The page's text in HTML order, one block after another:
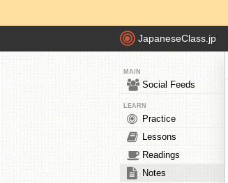
JapaneseClass.jp
MAIN
Social Feeds
LEARN
Practice
Lessons
Readings
Notes